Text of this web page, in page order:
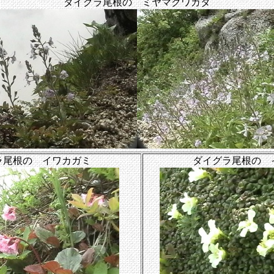
尾根の イワカガミ ダイグラ尾根の